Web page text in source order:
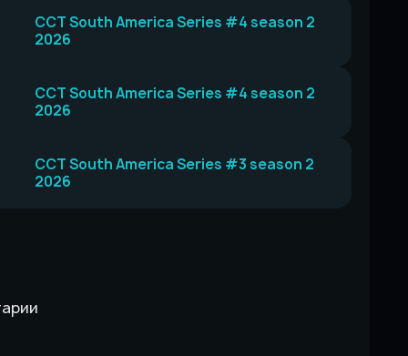
CCT South America Series #4 season 2
2026
CCT South America Series #4 season 2
2026
CCT South America Series #3 season 2
2026